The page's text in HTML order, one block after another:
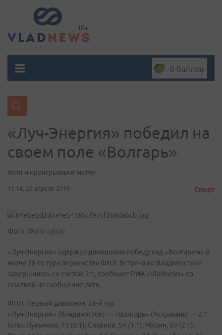
0 баллов
«Луч-Энергия» победил на
своем поле «Волгарь»
Хотя и проигрывал в матче
11:14, 20 апреля 2015 Спорт
Фото: Фото: ryb.ru
«Луч-Энергия» одержал домашнюю победу над «Волгарем» в
матче 28-го тура первенства ФНЛ. Встреча во Владивостоке
завершилась со счетом 2:1, сообщает РИА «Vladnews» со
ссылкой на сообщение лиги.
ФНЛ. Первый дивизион. 28-й тур
«Луч-Энергия» (Владивосток) — «Волгарь» (Астрахань) — 2:1
Голы: Лукьянов, 13 (0:1); Славнов, 54 (1:1); Мязин, 69 (2:1).